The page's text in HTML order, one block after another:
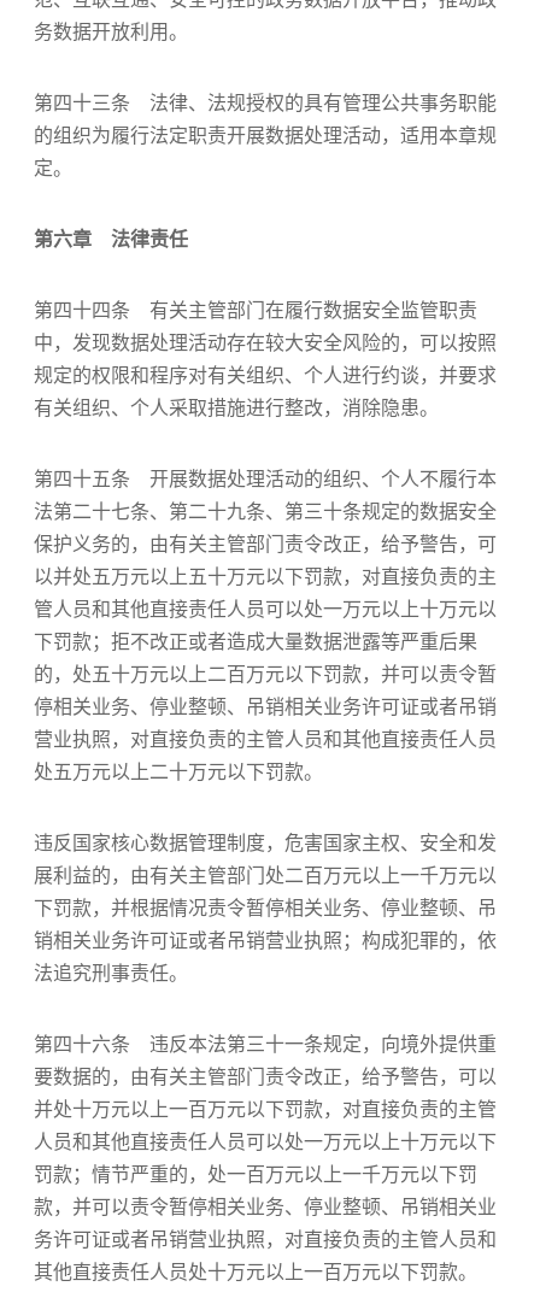
务数据开放利用。
第四十三条 法律、法规授权的具有管理公共事务职能
的组织为履行法定职责开展数据处理活动，适用本章规
定。
第六章 法律责任
第四十四条 有关主管部门在履行数据安全监管职责
中，发现数据处理活动存在较大安全风险的，可以按照
规定的权限和程序对有关组织、个人进行约谈，并要求
有关组织、个人采取措施进行整改，消除隐患。
第四十五条 开展数据处理活动的组织、个人不履行本
法第二十七条、第二十九条、第三十条规定的数据安全
保护义务的，由有关主管部门责令改正，给予警告，可
以并处五万元以上五十万元以下罚款，对直接负责的主
管人员和其他直接责任人员可以处一万元以上十万元以
下罚款；拒不改正或者造成大量数据泄露等严重后果
的，处五十万元以上二百万元以下罚款，并可以责令暂
停相关业务、停业整顿、吊销相关业务许可证或者吊销
营业执照，对直接负责的主管人员和其他直接责任人员
处五万元以上二十万元以下罚款。
违反国家核心数据管理制度，危害国家主权、安全和发
展利益的，由有关主管部门处二百万元以上一千万元以
下罚款，并根据情况责令暂停相关业务、停业整顿、吊
销相关业务许可证或者吊销营业执照；构成犯罪的，依
法追究刑事责任。
第四十六条 违反本法第三十一条规定，向境外提供重
要数据的，由有关主管部门责令改正，给予警告，可以
并处十万元以上一百万元以下罚款，对直接负责的主管
人员和其他直接责任人员可以处一万元以上十万元以下
罚款；情节严重的，处一百万元以上一千万元以下罚
款，并可以责令暂停相关业务、停业整顿、吊销相关业
务许可证或者吊销营业执照，对直接负责的主管人员和
其他直接责任人员处十万元以上一百万元以下罚款。